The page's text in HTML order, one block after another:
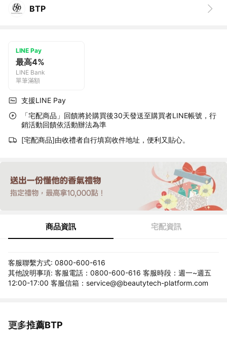
BTP
LINE Pay
最高4%
LINE Bank
單筆滿額
支援LINE Pay
「宅配商品」回饋將於購買後30天發送至購買者LINE帳號，行
銷活動回饋依活動辦法為準
[宅配商品]由收禮者自行填寫收件地址，便利又貼心。
商品資訊 宅配資訊
客服聯繫方式: 0800-600-616
其他說明事項: 客服電話：0800-600-616 客服時段：週一~週五
12:00-17:00 客服信箱：service@@beautytech-platform.com
更多推薦BTP
看更多